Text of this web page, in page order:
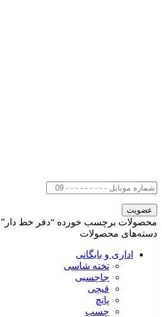
محصولات برچسب خورده “دفر خط دار”
دسته‌های محصولات
اداری و بایگانی
تخته شاسی
جاچسبی
قیچی
پانچ
چسب